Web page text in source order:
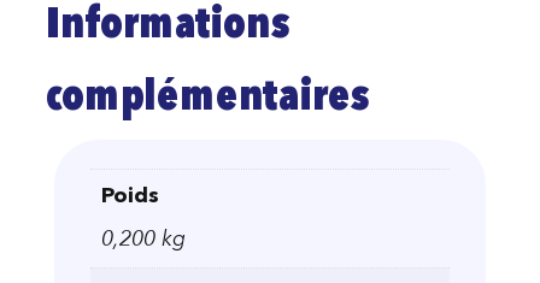
Informations
complémentaires
Poids
0,200 kg